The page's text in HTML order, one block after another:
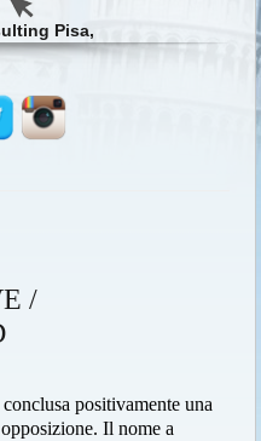
Pisa,
/
positivamente una
Il nome a